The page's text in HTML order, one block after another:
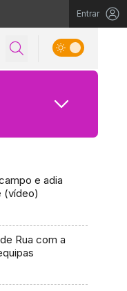
Entrar
e adia
(vídeo)
Rua com a